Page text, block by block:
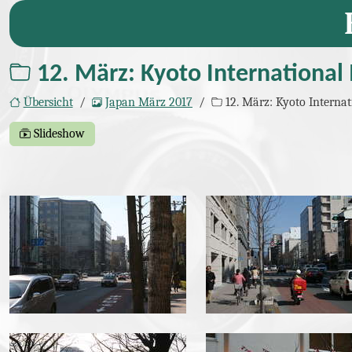
12. März: Kyoto International
Übersicht Japan März 2017 12. März: Kyoto
Slideshow
img_6538.jpg img_6539.jpg
img_6550.jpg img_6553.jpg